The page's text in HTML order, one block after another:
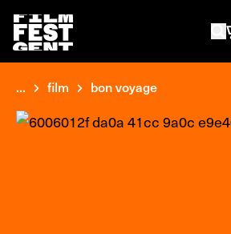
... film bon voyage